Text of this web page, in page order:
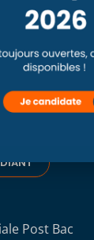
Post Bac